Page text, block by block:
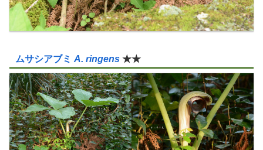
ムサシアブミ A. ringens ★★